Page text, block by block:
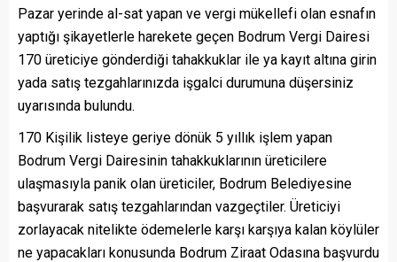
Pazar yerinde al-sat yapan ve vergi mükellefi olan esnafın
yaptığı şikayetlerle harekete geçen Bodrum Vergi Dairesi
170 üreticiye gönderdiği tahakkuklar ile ya kayıt altına girin
yada satış tezgahlarınızda işgalci durumuna düşersiniz
uyarısında bulundu.
170 Kişilik listeye geriye dönük 5 yıllık işlem yapan
Bodrum Vergi Dairesinin tahakkuklarının üreticilere
ulaşmasıyla panik olan üreticiler, Bodrum Belediyesine
başvurarak satış tezgahlarından vazgeçtiler. Üreticiyi
zorlayacak nitelikte ödemelerle karşı karşıya kalan köylüler
ne yapacakları konusunda Bodrum Ziraat Odasına başvurdu